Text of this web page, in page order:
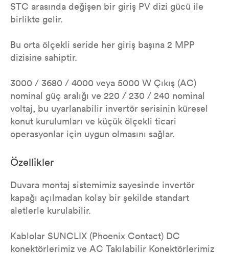
STC arasında değişen bir giriş PV dizi gücü ile
birlikte gelir.
Bu orta ölçekli seride her giriş başına 2 MPP
dizisine sahiptir.
3000 / 3680 / 4000 veya 5000 W Çıkış (AC)
nominal güç aralığı ve 220 / 230 / 240 nominal
voltaj, bu uyarlanabilir invertör serisinin küresel
konut kurulumları ve küçük ölçekli ticari
operasyonlar için uygun olmasını sağlar.
Özellikler
Duvara montaj sistemimiz sayesinde invertör
kapağı açılmadan kolay bir şekilde standart
aletlerle kurulabilir.
Kablolar SUNCLIX (Phoenix Contact) DC
konektörlerimiz ve AC Takılabilir Konektörlerimiz